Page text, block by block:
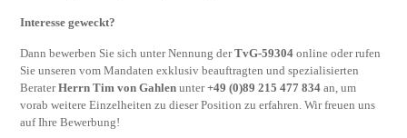
Interesse geweckt?
Dann bewerben Sie sich unter Nennung derTvG-59304 online oder rufen
Sie unseren vom Mandaten exklusiv beauftragten und spezialisierten
BeraterHerrn Tim von Gahlen unter+49 (0)89 215 477 834 an, um
vorab weitere Einzelheiten zu dieser Position zu erfahren. Wir freuen uns
auf Ihre Bewerbung!